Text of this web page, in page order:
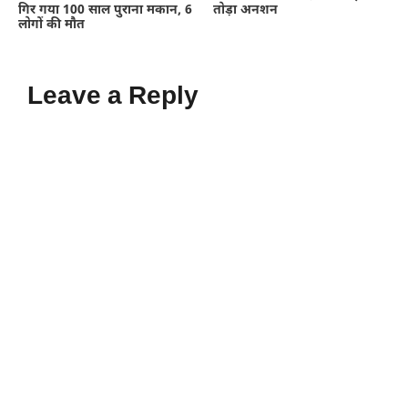
गिर गया 100 साल पुराना मकान, 6
लोगों की मौत
तोड़ा अनशन
Leave a Reply